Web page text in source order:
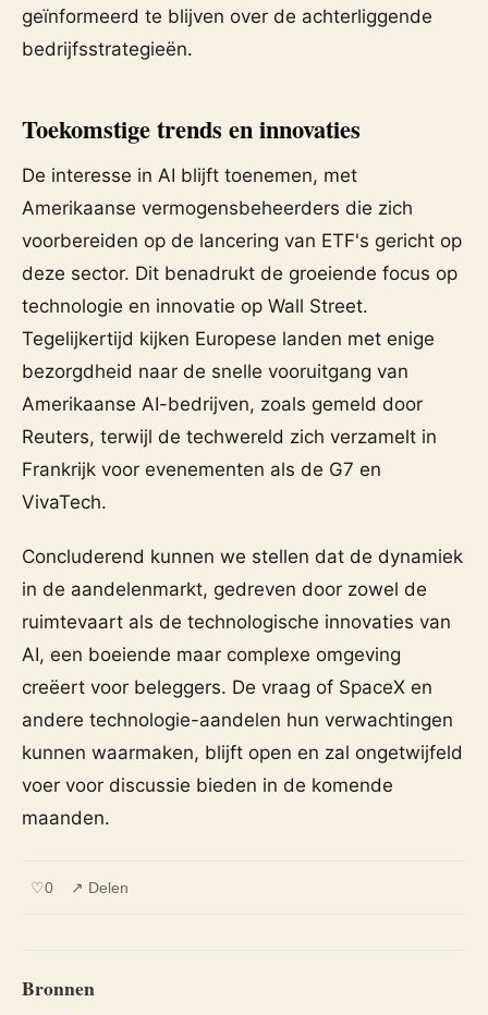
geïnformeerd te blijven over de achterliggende
bedrijfsstrategieën.
Toekomstige trends en innovaties
De interesse in AI blijft toenemen, met
Amerikaanse vermogensbeheerders die zich
voorbereiden op de lancering van ETF's gericht op
deze sector. Dit benadrukt de groeiende focus op
technologie en innovatie op Wall Street.
Tegelijkertijd kijken Europese landen met enige
bezorgdheid naar de snelle vooruitgang van
Amerikaanse AI-bedrijven, zoals gemeld door
Reuters, terwijl de techwereld zich verzamelt in
Frankrijk voor evenementen als de G7 en
VivaTech.
Concluderend kunnen we stellen dat de dynamiek
in de aandelenmarkt, gedreven door zowel de
ruimtevaart als de technologische innovaties van
AI, een boeiende maar complexe omgeving
creëert voor beleggers. De vraag of SpaceX en
andere technologie-aandelen hun verwachtingen
kunnen waarmaken, blijft open en zal ongetwijfeld
voer voor discussie bieden in de komende
maanden.
♡0 ↗ Delen
Bronnen